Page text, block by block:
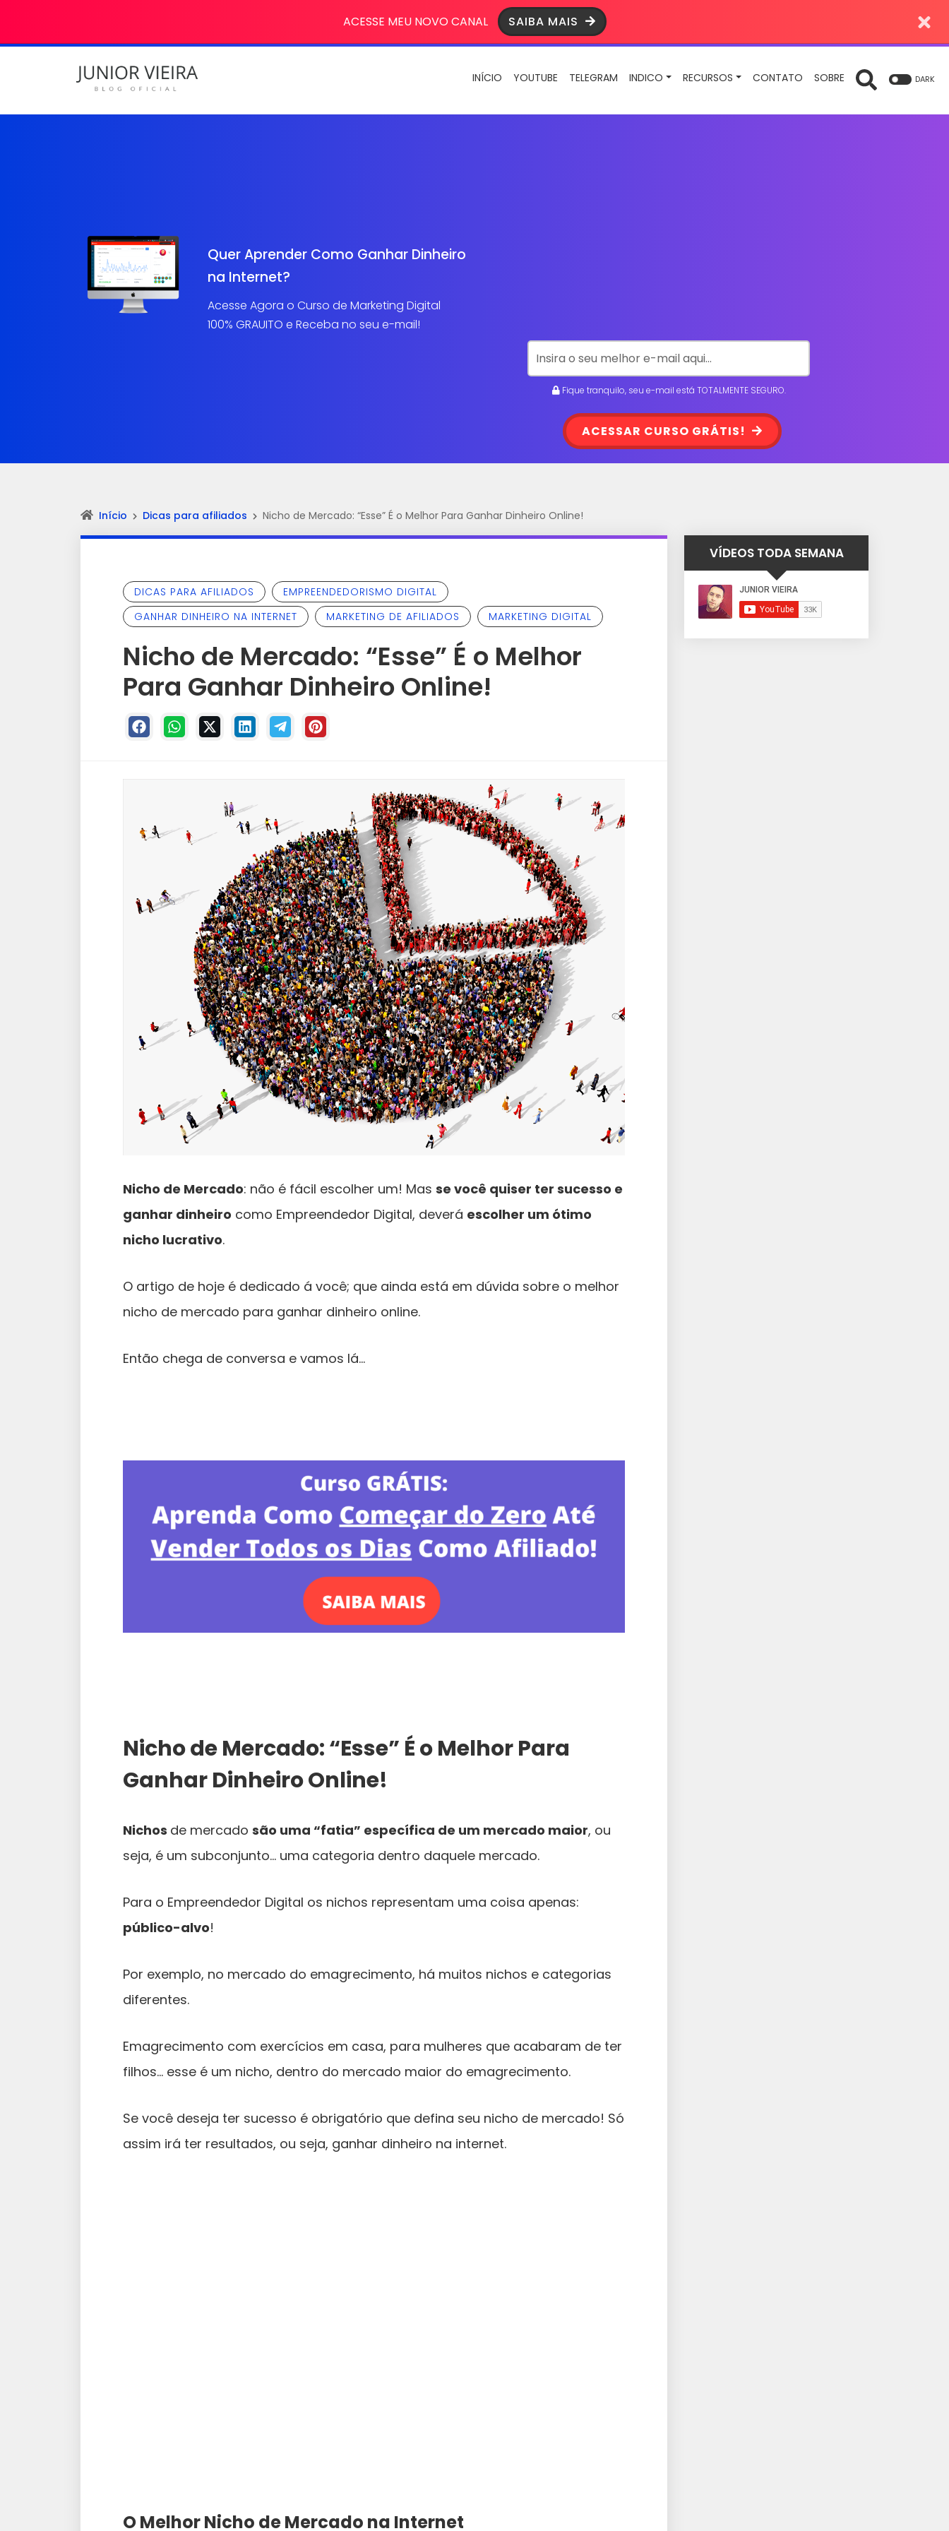
ACESSE MEU NOVO CANAL SAIBA MAIS
INÍCIO YOUTUBE TELEGRAM INDICO RECURSOS CONTATO SOBRE DARK
Quer Aprender Como Ganhar Dinheiro
na Internet?
Acesse Agora o Curso de Marketing Digital
100% GRAUITO e Receba no seu e-mail!
Fique tranquilo, seu e-mail está TOTALMENTE SEGURO.
ACESSAR CURSO GRÁTIS!
Início Dicas para afiliados Nicho de Mercado: “Esse” É o Melhor Para Ganhar Dinheiro Online!
DICAS PARA AFILIADOS
EMPREENDEDORISMO DIGITAL
GANHAR DINHEIRO NA INTERNET
MARKETING DE AFILIADOS MARKETING DIGITAL
Nicho de Mercado: “Esse” É o Melhor
Para Ganhar Dinheiro Online!
Nicho de Mercado: não é fácil escolher um! Mas se você quiser ter sucesso e
ganhar dinheiro como Empreendedor Digital, deverá escolher um ótimo
nicho lucrativo.
O artigo de hoje é dedicado á você; que ainda está em dúvida sobre o melhor
nicho de mercado para ganhar dinheiro online.
Então chega de conversa e vamos lá…
Nicho de Mercado: “Esse” É o Melhor Para
Ganhar Dinheiro Online!
Nichos de mercado são uma “fatia” específica de um mercado maior, ou
seja, é um subconjunto… uma categoria dentro daquele mercado.
Para o Empreendedor Digital os nichos representam uma coisa apenas:
público-alvo!
Por exemplo, no mercado do emagrecimento, há muitos nichos e categorias
diferentes.
Emagrecimento com exercícios em casa, para mulheres que acabaram de ter
filhos… esse é um nicho, dentro do mercado maior do emagrecimento.
Se você deseja ter sucesso é obrigatório que defina seu nicho de mercado! Só
assim irá ter resultados, ou seja, ganhar dinheiro na internet.
O Melhor Nicho de Mercado na Internet
VÍDEOS TODA SEMANA